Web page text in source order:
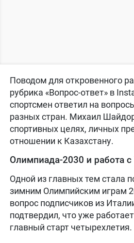
Поводом для откровенного
рубрика «Вопрос-ответ» в
спортсмен ответил на
разных стран. Михаил
спортивных целях, личных
отношении к Казахстану.
Олимпиада-2030 и работа
Одной из главных тем стала
зимним Олимпийским играм
вопрос подписчиков из
подтвердил, что уже
главный старт четырехлетия.